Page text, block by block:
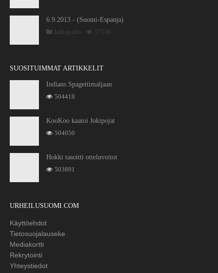
6.9.2013 - (Suomi-Espanja)
Jalkapallo
57536
SUOSITUIMMAT ARTIKKELIT
Indians Spagettimaljaan
504418
KooKoo kaatoi Jokipojat
504050
Hokki tasoitti otteluvoitot
503891
URHEILUSUOMI.COM
Käyttöehdot
Tietosuojalauseke
Mediakortti
Rekrytointi
Yhteystiedot